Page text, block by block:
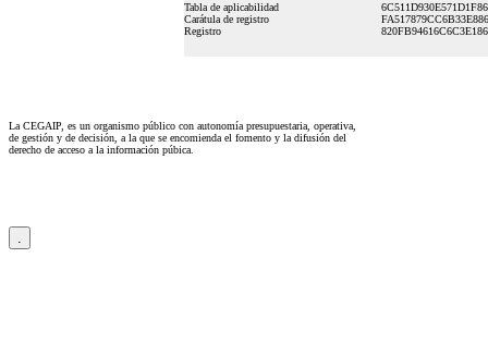
Tabla de aplicabilidad
Carátula de registro
Registro
La CEGAIP, es un organismo público con autonomía presupuestaria, operativa,
de gestión y de decisión, a la que se encomienda el fomento y la difusión del
derecho de acceso a la información púbica.